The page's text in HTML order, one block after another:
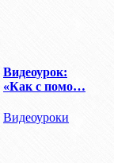
Видеоурок:
«Как с помо…
Видеоуроки